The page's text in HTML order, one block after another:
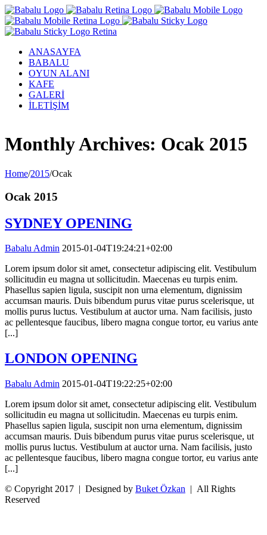
ANASAYFA
BABALU
OYUN ALANI
KAFE
GALERİ
İLETİŞİM
Monthly Archives: Ocak 2015
Home/2015/Ocak
Ocak 2015
SYDNEY OPENING
Babalu Admin 2015-01-04T19:24:21+02:00
Lorem ipsum dolor sit amet, consectetur adipiscing elit. Vestibulum
sollicitudin eu magna ut sollicitudin. Maecenas eu turpis enim.
Phasellus sapien ligula, suscipit non urna elementum, dignissim
accumsan mauris. Duis bibendum purus vitae purus scelerisque, ut
mollis purus luctus. Vestibulum at auctor urna. Nam facilisis, justo
ac pellentesque faucibus, libero magna congue tortor, eu varius ante
[...]
LONDON OPENING
Babalu Admin 2015-01-04T19:22:25+02:00
Lorem ipsum dolor sit amet, consectetur adipiscing elit. Vestibulum
sollicitudin eu magna ut sollicitudin. Maecenas eu turpis enim.
Phasellus sapien ligula, suscipit non urna elementum, dignissim
accumsan mauris. Duis bibendum purus vitae purus scelerisque, ut
mollis purus luctus. Vestibulum at auctor urna. Nam facilisis, justo
ac pellentesque faucibus, libero magna congue tortor, eu varius ante
[...]
© Copyright 2017 | Designed by Buket Özkan | All Rights
Reserved